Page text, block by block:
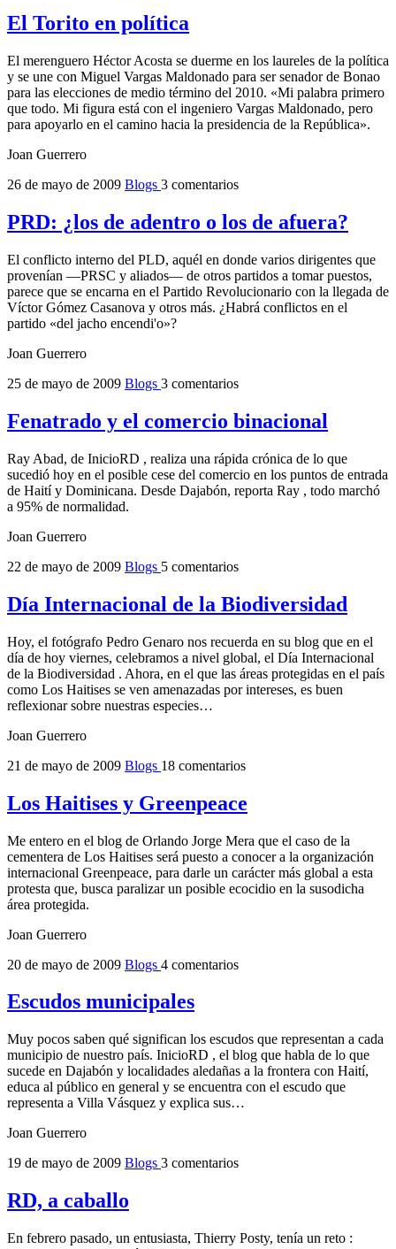
El Torito en política
El merenguero Héctor Acosta se duerme en los laureles de la política
y se une con Miguel Vargas Maldonado para ser senador de Bonao
para las elecciones de medio término del 2010. «Mi palabra primero
que todo. Mi figura está con el ingeniero Vargas Maldonado, pero
para apoyarlo en el camino hacia la presidencia de la República».
Joan Guerrero
26 de mayo de 2009 Blogs 3 comentarios
PRD: ¿los de adentro o los de afuera?
El conflicto interno del PLD, aquél en donde varios dirigentes que
provenían —PRSC y aliados— de otros partidos a tomar puestos,
parece que se encarna en el Partido Revolucionario con la llegada de
Víctor Gómez Casanova y otros más. ¿Habrá conflictos en el
partido «del jacho encendi'o»?
Joan Guerrero
25 de mayo de 2009 Blogs 3 comentarios
Fenatrado y el comercio binacional
Ray Abad, de InicioRD , realiza una rápida crónica de lo que
sucedió hoy en el posible cese del comercio en los puntos de entrada
de Haití y Dominicana. Desde Dajabón, reporta Ray , todo marchó
a 95% de normalidad.
Joan Guerrero
22 de mayo de 2009 Blogs 5 comentarios
Día Internacional de la Biodiversidad
Hoy, el fotógrafo Pedro Genaro nos recuerda en su blog que en el
día de hoy viernes, celebramos a nivel global, el Día Internacional
de la Biodiversidad . Ahora, en el que las áreas protegidas en el país
como Los Haitises se ven amenazadas por intereses, es buen
reflexionar sobre nuestras especies…
Joan Guerrero
21 de mayo de 2009 Blogs 18 comentarios
Los Haitises y Greenpeace
Me entero en el blog de Orlando Jorge Mera que el caso de la
cementera de Los Haitises será puesto a conocer a la organización
internacional Greenpeace, para darle un carácter más global a esta
protesta que, busca paralizar un posible ecocidio en la susodicha
área protegida.
Joan Guerrero
20 de mayo de 2009 Blogs 4 comentarios
Escudos municipales
Muy pocos saben qué significan los escudos que representan a cada
municipio de nuestro país. InicioRD , el blog que habla de lo que
sucede en Dajabón y localidades aledañas a la frontera con Haití,
educa al público en general y se encuentra con el escudo que
representa a Villa Vásquez y explica sus…
Joan Guerrero
19 de mayo de 2009 Blogs 3 comentarios
RD, a caballo
En febrero pasado, un entusiasta, Thierry Posty, tenía un reto :